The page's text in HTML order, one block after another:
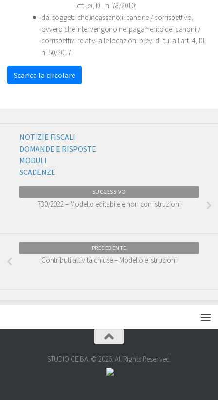
lett. e), DL n. 78/2010;
dai soggetti che incassano il canone / corrispettivo,
ovvero che intervengono nel pagamento dei canoni /
corrispettivi relativi alle locazioni brevi di cui all'art. 4, DL
n. 50/2017.
Scarica la circolare
NOTIZIE FISCALI
DOMANDE E RISPOSTE
MODULI
SCADENZE
SUCCESSIVO
730/2022 – Modello editabile e non con istruzioni
PRECEDENTE
Contributi attività chiuse – Modello e istruzioni
STUDIO CE.BA. © 2026. All Rights Reserved.